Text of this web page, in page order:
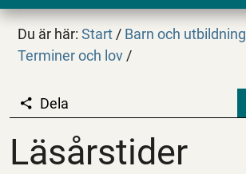
Du är här:Start / Barn och utbildning
Terminer och lov /
Läsårstider
Dela
Läsårstider